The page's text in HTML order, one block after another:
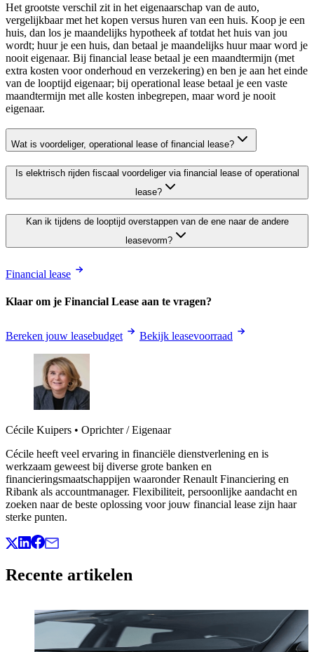
Het grootste verschil zit in het eigenaarschap van de auto,
vergelijkbaar met het kopen versus huren van een huis. Koop je een
huis, dan los je maandelijks hypotheek af totdat het huis van jou
wordt; huur je een huis, dan betaal je maandelijks huur maar word je
nooit eigenaar. Bij financial lease betaal je een maandtermijn (met
extra kosten voor onderhoud en verzekering) en ben je aan het einde
van de looptijd eigenaar; bij operational lease betaal je een vaste
maandtermijn met alle kosten inbegrepen, maar word je nooit
eigenaar.
Wat is voordeliger, operational lease of financial lease?
Is elektrisch rijden fiscaal voordeliger via financial lease of operational
lease?
Kan ik tijdens de looptijd overstappen van de ene naar de andere
leasevorm?
Financial lease
Klaar om je Financial Lease aan te vragen?
Bereken jouw leasebudget Bekijk leasevoorraad
Cécile Kuipers • Oprichter / Eigenaar
Cécile heeft veel ervaring in financiële dienstverlening en is
werkzaam geweest bij diverse grote banken en
financieringsmaatschappijen waaronder Renault Financiering en
Ribank als accountmanager. Flexibiliteit, persoonlijke aandacht en
zoeken naar de beste oplossing voor jouw financial lease zijn haar
sterke punten.
Recente artikelen